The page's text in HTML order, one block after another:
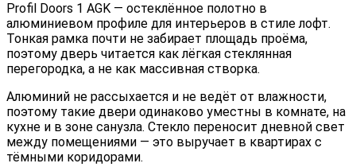
Profil Doors 1 AGK — остеклённое полотно в
алюминиевом профиле для интерьеров в стиле лофт.
Тонкая рамка почти не забирает площадь проёма,
поэтому дверь читается как лёгкая стеклянная
перегородка, а не как массивная створка.
Алюминий не рассыхается и не ведёт от влажности,
поэтому такие двери одинаково уместны в комнате, на
кухне и в зоне санузла. Стекло переносит дневной свет
между помещениями — это выручает в квартирах с
тёмными коридорами.